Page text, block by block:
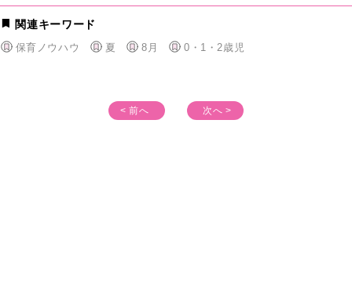
関連キーワード
保育ノウハウ 夏 8月 0・1・2歳児
< 前へ 次へ >